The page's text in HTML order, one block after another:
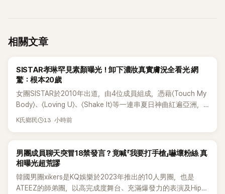
相關文章
K-POP
SISTAR孝琳罕見素顏曝光！卸下濃妝真實膚況全看光 網
驚：根本20歲
女團SISTAR於2010年出道，由4位成員組成，憑藉〈Touch My
Body〉、〈Loving U〉、〈Shake It〉等一連串夏日神曲紅遍亞洲，
獲封「夏日女王」。不過，團體在出道滿7年後宣布解散，成員各
不僅展現兩人多年不變的好交情，她幾乎素顏入鏡的真實模
樣，也意外掀起網友熱議。
K氏鄉民 13 小時前
K-POP
男團成員聊天突冒18禁發言？竟喊「我要打手槍」嚇壞粉絲 真
相曝光超荒謬
韓國男團xikers是KQ娛樂於2023年推出的10人男團，也是
ATEEZ的師弟團，以高完成度舞台、充滿爆發力的表演及Hip-